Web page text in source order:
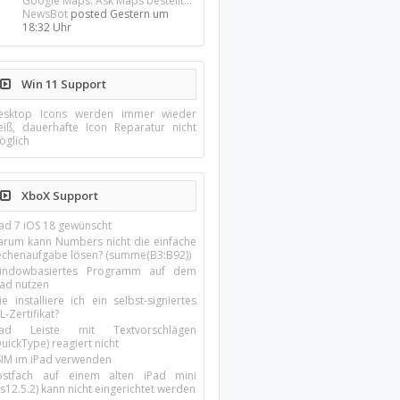
NewsBot posted Gestern um
18:32 Uhr
Win 11 Support
Icons werden immer wieder
dauerhafte Icon Reparatur nicht
XboX Support
7 iOS 18 gewünscht
kann Numbers nicht die einfache
lösen? (summe(B3:B92))
Programm auf dem
nutzen
installiere ich ein selbst-signiertes
Zertifikat?
Leiste mit Textvorschlägen
reagiert nicht
im iPad verwenden
auf einem alten iPad mini
kann nicht eingerichtet werden